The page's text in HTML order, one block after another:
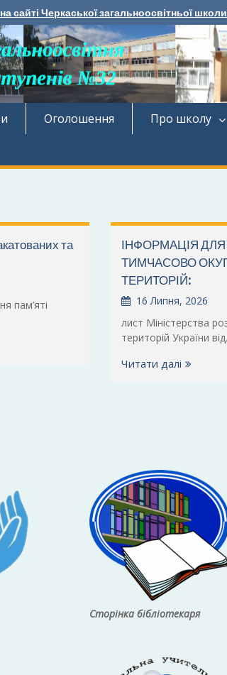
сайті Черкаської загальноосвітньої
Оголошення Про школу
та
пам’яті
ІНФОРМАЦІЯ ДЛЯ
ТИМЧАСОВО
ТЕРИТОРІЙ:
16 Липня, 2026
лист Міністерства
територій України
Читати далі
Сторінка бібліотекаря